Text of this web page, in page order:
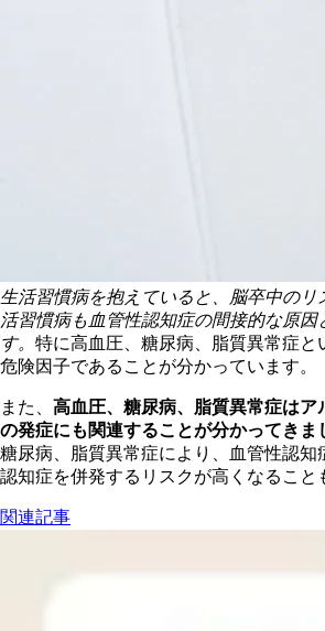
生活習慣病を抱えていると、脳卒中の
活習慣病も血管性認知症の間接的な原因
す。 特に高血圧、糖尿病、脂質異常症と
危険因子であることが分かっています。
また、 高血圧、糖尿病、脂質異常症はア
の発症にも関連することが分かってきま
糖尿病、脂質異常症により、血管性認知
認知症を併発するリスクが高くなること
関連記事